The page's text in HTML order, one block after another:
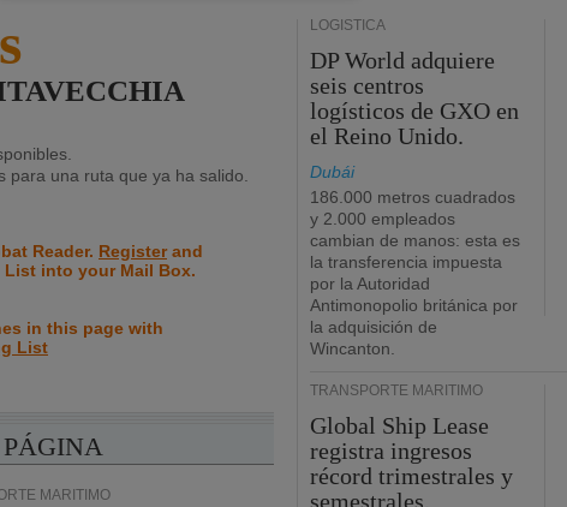
una ruta que ya ha salido.
Reader. Registerand
into your Mail Box.
in this page with
List
MARÍTIMO
LOGÍSTICA
DP World adquiere
seis centros
logísticos de GXO en
el Reino Unido.
Dubái
186.000 metros cuadrados
y 2.000 empleados
cambian de manos: esta es
la transferencia impuesta
por la Autoridad
Antimonopolio británica por
la adquisición de
Wincanton.
TRANSPORTE MARÍTIMO
Global Ship Lease
registra ingresos
récord trimestrales y
semestrales.